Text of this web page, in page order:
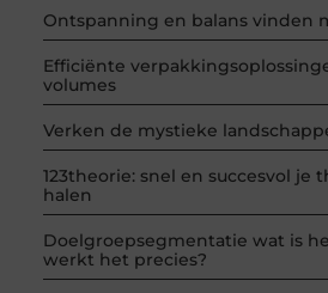
Ontspanning en balans vinden
Efficiënte
volumes
Verken de mystieke
123theorie: snel en succesvol je
halen
Doelgroepsegmentatie wat is
werkt het precies?